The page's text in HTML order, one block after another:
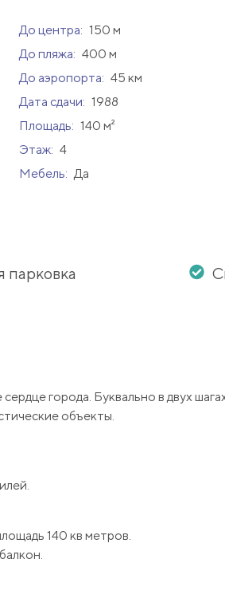
До центра: 150 м
До пляжа: 400 м
До аэропорта: 45 км
Дата сдачи: 1988
Площадь: 140 м²
Этаж: 4
Мебель: Да
парковка
города. Буквально в двух
объекты.
140 кв метров.